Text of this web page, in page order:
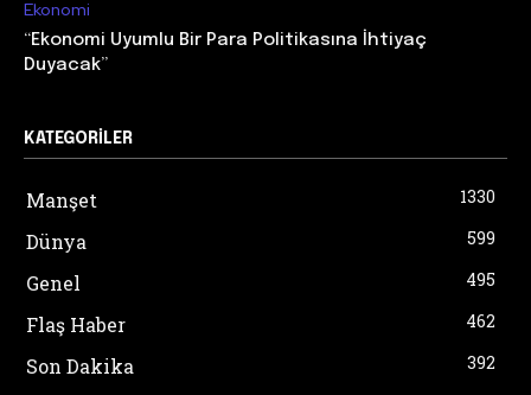
Ekonomi
“Ekonomi Uyumlu Bir Para Politikasına İhtiyaç
Duyacak”
KATEGORILER
Manşet 1330
Dünya 599
Genel 495
Flaş Haber 462
Son Dakika 392